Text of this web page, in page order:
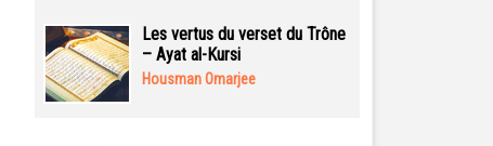
Les vertus du verset du Trône
– Ayat al-Kursi
Housman Omarjee